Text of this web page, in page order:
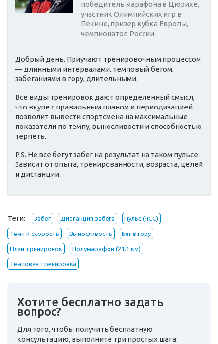
победитель марафона в Цюрихе,
участник Олимпийских игр в
Пекине, призер кубка Европы,
чемпионатов России.
Добрый день. Приучают тренировочным процессом
— длинными интервалами, темповый бегом,
забеганиями в гору, длительными.
Все виды тренировок дают определенный смысл,
что вкупе с правильным планом и периодизацией
позволит вывести спортсмена на максимальные
показатели по темпу, выносливости и способностью
терпеть.
P.S. Не все бегут забег на результат на таком пульсе.
Зависит от опыта, тренированности, возраста, целей
и дистанции.
Теги: Забег Дистанция забега Пульс (ЧСС)
Темп и скорость Выносливость Бег в гору
План тренировок Полумарафон (21.1 км)
Темповая тренировка
Хотите бесплатно задать
вопрос?
Для того, чтобы получить бесплатную
консультацию, выполните три простых шага: